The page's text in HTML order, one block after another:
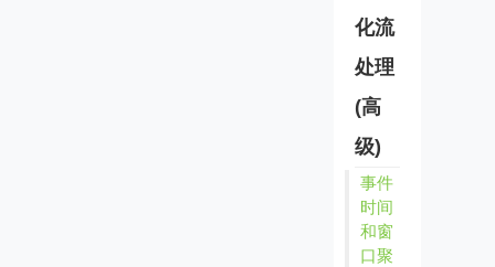
化流
处理
(高
级)
事件
时间
和窗
口聚